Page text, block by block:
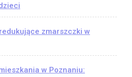
zmarszczki w
w Poznaniu: